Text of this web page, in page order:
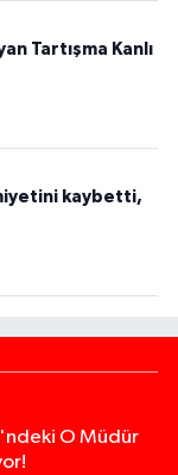
Tartışma Kanlı
kaybetti,
O Müdür